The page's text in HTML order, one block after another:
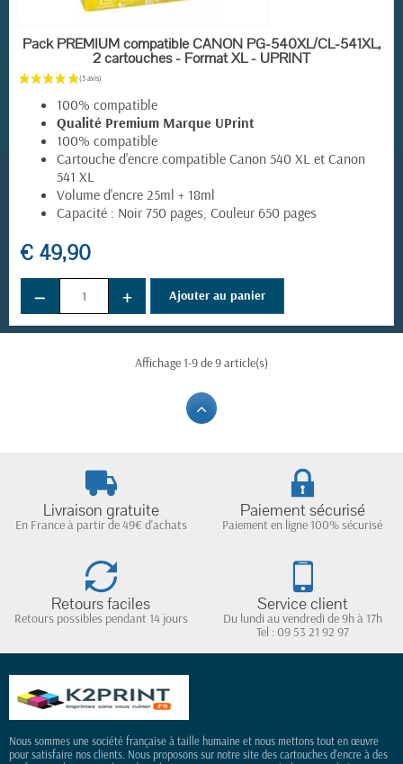
EN STOCK
Pack PREMIUM compatible CANON PG-540XL/CL-541XL,
2 cartouches - Format XL - UPRINT
100% compatible
Qualité Premium Marque UPrint
100% compatible
Cartouche d'encre compatible Canon 540 XL et Canon
541 XL
Volume d'encre 25ml + 18ml
Capacité : Noir 750 pages, Couleur 650 pages
€ 49,90
− + Ajouter au panier
Affichage 1-9 de 9 article(s)
Livraison gratuite
En France à partir de 49€ d'achats
Paiement sécurisé
Paiement en ligne 100% sécurisé
Retours faciles
Retours possibles pendant 14 jours
Service client
Du lundi au vendredi de 9h à 17h
Tel : 09 53 21 92 97
Nous sommes une société française à taille humaine et nous mettons tout en œuvre
pour satisfaire nos clients. Nous proposons sur notre site des cartouches d'encre à des